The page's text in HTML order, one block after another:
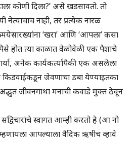
कोणी दिला?’ असे खडसावतो. तो
नेत्याचाच नाही, तर प्रत्येक नारळ
‘खरा’ आणि ‘आपला’ कसा
होत त्या काळात वेळोवेळी एक पैशाचे
अनेक कार्यकर्त्यांपैकी एक असलेला
जेवणाचा डबा येण्याइतका
जीवनगाथा मनाची कवाडे मुक्त ठेवून
स्वागत आम्ही करतो हे (आ नो
म्हणायला आपल्याला वैदिक ऋषीच व्हावे